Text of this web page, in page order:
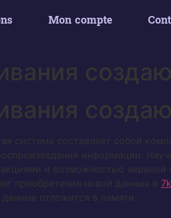
Mon compte
система составляет собой
информации.
и возможностью
приобретения новой данных в
отложится в памяти.